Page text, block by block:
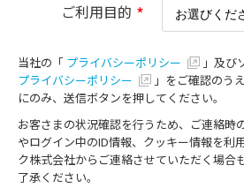
ご利用目的 *
当社の「 プライバシーポリシー
」及び
プライバシーポリシー
」をご確認のう
にのみ、送信ボタンを押してください。
お客さまの状況確認を行うため、ご連絡時
やログイン中のID情報、クッキー情報を利
ク株式会社からご連絡させていただく場合
了承ください。